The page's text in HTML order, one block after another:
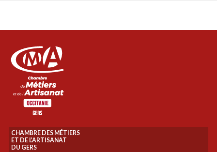
CHAMBRE DES MÉTIERS
ET DE L’ARTISANAT
DU GERS